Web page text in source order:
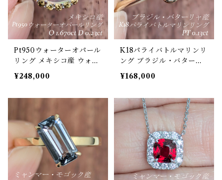
Pt950ウォーターオパール
リング メキシコ産 ウォー
ターオパール 1.670ct ダ
イヤモンド 0.23ct【PRO
¥248,000
K18パライバトルマリンリ
ング ブラジル・バターリ
ャ産 パライバトルマリン
0.13ct 【PRO208293】
¥168,000